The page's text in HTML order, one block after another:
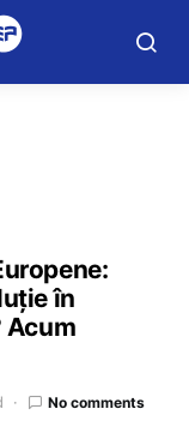
în
Acum
No comments